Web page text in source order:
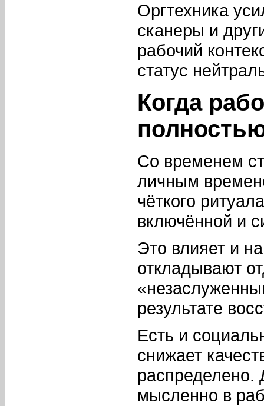
Оргтехника
сканеры и
рабочий
статус
Когда
Со временем
личным
чёткого
включённой и
Это влияет и
откладывают
результате
Есть и
снижает
распределено.
мысленно в